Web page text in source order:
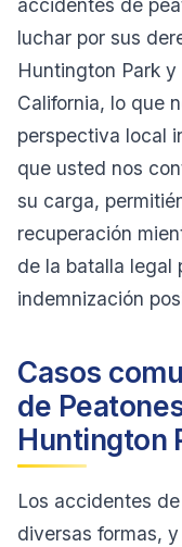
accidentes de
luchar por sus
Huntington Park
California, lo que
perspectiva local
que usted nos
su carga,
recuperación
de la batalla legal
indemnización
Casos
de
Huntington
Los accidentes
diversas formas,